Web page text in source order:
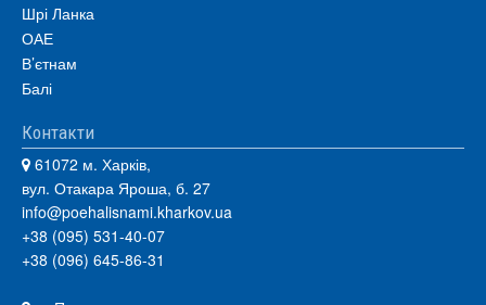
Шрі Ланка
ОАЕ
В’єтнам
Балі
Контакти
61072 м. Харків,
вул. Отакара Яроша, б. 27
info@poehalisnami.kharkov.ua
+38 (095) 531-40-07
+38 (096) 645-86-31